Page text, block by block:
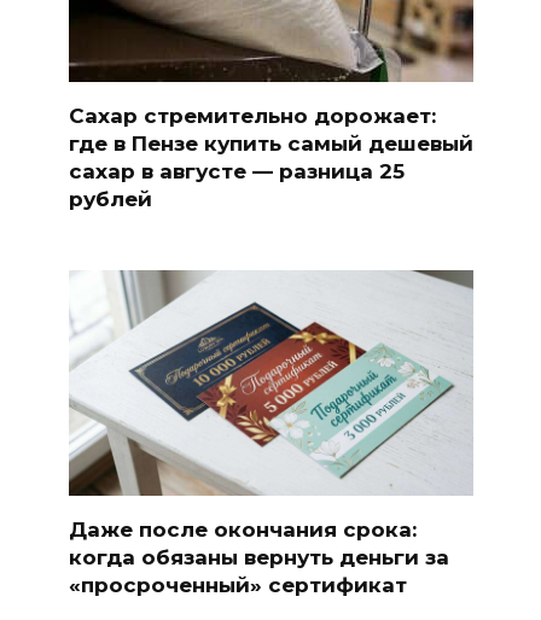
Сахар стремительно дорожает:
где в Пензе купить самый дешевый
сахар в августе — разница 25
рублей
Даже после окончания срока:
когда обязаны вернуть деньги за
«просроченный» сертификат